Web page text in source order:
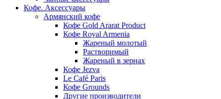
Кофе. Аксессуары
Армянский кофе
Кофе Gold Ararat Product
Кофе Royal Armenia
Жареный молотый
Растворимый
Жареный в зернах
Кофе Jezva
Le Café Paris
Кофе Grounds
Другие производители